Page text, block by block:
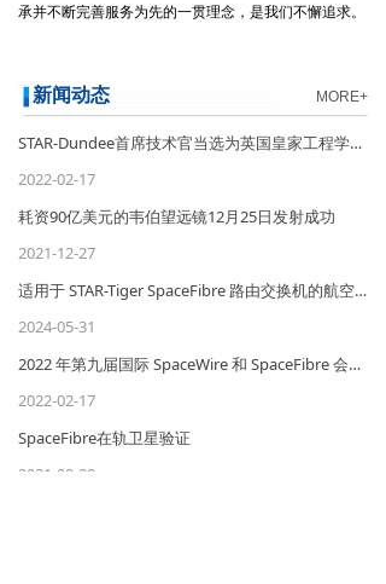
新闻动态 MORE+
承并不断完善服务为先的一贯理念，是我们不懈追求。
STAR-Dundee首席技术官当选为英国皇家工程学院院士
2022-02-17
耗资90亿美元的韦伯望远镜12月25日发射成功
2021-12-27
适用于 STAR-Tiger SpaceFibre 路由交换机的航空级电源
2024-05-31
2022 年第九届国际 SpaceWire 和 SpaceFibre 会议 (ISC2022)
2022-02-17
SpaceFibre在轨卫星验证
2021-09-29